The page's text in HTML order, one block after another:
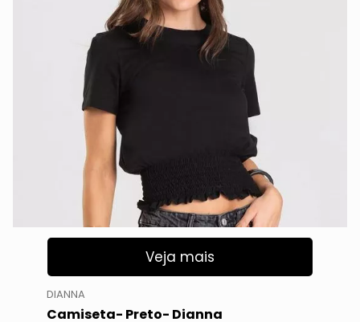
Veja mais
DIANNA
Camiseta- Preto- Dianna